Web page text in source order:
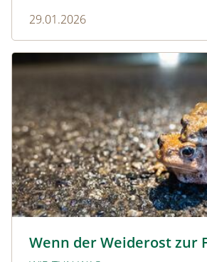
Aufwand.
29.01.2026
Wenn der Weiderost zur
Wenn der Weiderost zur Falle wird